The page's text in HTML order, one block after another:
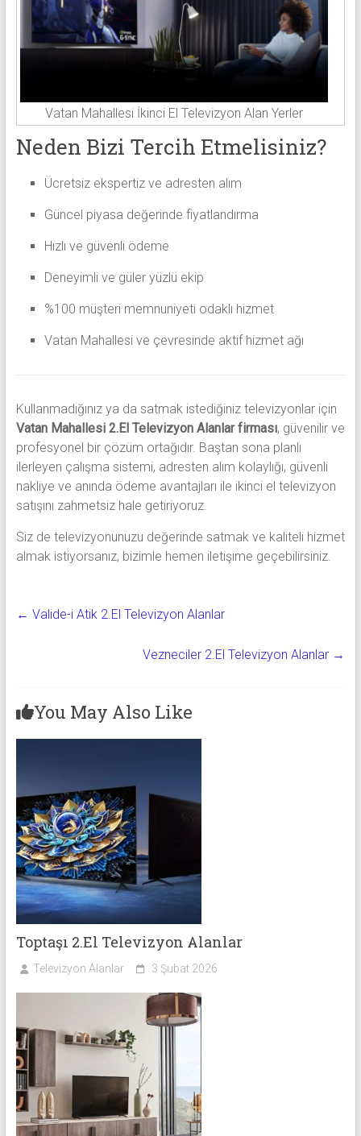
Vatan Mahallesi İkinci El Televizyon Alan Yerler
Neden Bizi Tercih Etmelisiniz?
Ücretsiz ekspertiz ve adresten alım
Güncel piyasa değerinde fiyatlandırma
Hızlı ve güvenli ödeme
Deneyimli ve güler yüzlü ekip
%100 müşteri memnuniyeti odaklı hizmet
Vatan Mahallesi ve çevresinde aktif hizmet ağı
Kullanmadığınız ya da satmak istediğiniz televizyonlar için
Vatan Mahallesi 2.El Televizyon Alanlarfirması, güvenilir ve
profesyonel bir çözüm ortağıdır. Baştan sona planlı
ilerleyen çalışma sistemi, adresten alım kolaylığı, güvenli
nakliye ve anında ödeme avantajları ile ikinci el televizyon
satışını zahmetsiz hale getiriyoruz.
Siz de televizyonunuzu değerinde satmak ve kaliteli hizmet
almak istiyorsanız, bizimle hemen iletişime geçebilirsiniz.
← Valide-i Atik 2.El Televizyon Alanlar
Vezneciler 2.El Televizyon Alanlar →
You May Also Like
Toptaşı 2.El Televizyon Alanlar
Televizyon Alanlar 3 Şubat 2026